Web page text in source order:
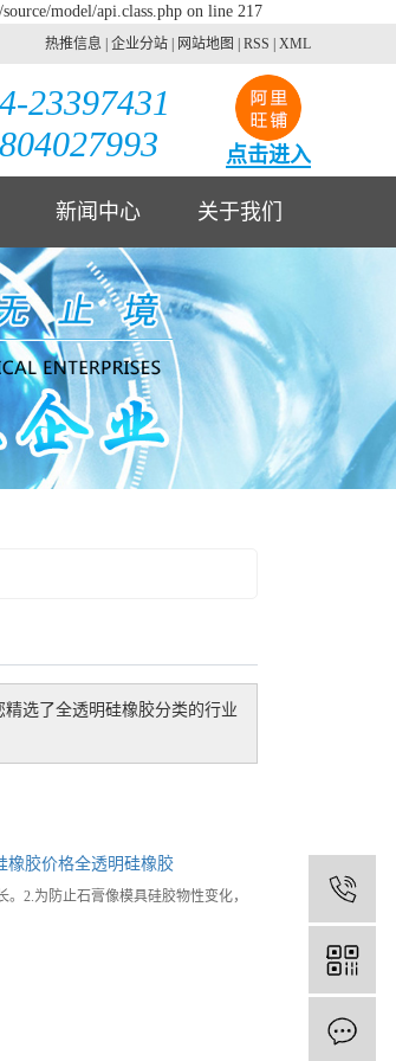
model/api.class.php on line 217
热推信息 企业分站 网站地图 RSS XML
点击进入
23397431
新闻中心 关于我们
精选了全透明硅橡胶分类的行业
橡胶价格全透明硅橡胶
2.为防止石膏像模具硅胶物性变化，